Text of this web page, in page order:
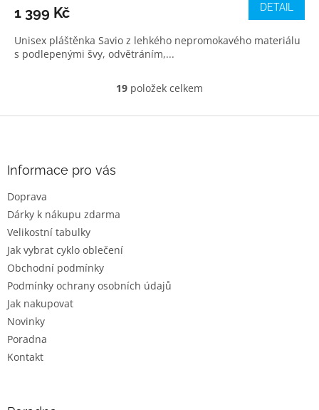
1 399 Kč DETAIL
Unisex pláštěnka Savio z lehkého nepromokavého materiálu
s podlepenými švy, odvětráním,...
O
l
ý
p
19 položek celkem
Informace pro vás
Doprava
Dárky k nákupu zdarma
Velikostní tabulky
Jak vybrat cyklo oblečení
Obchodní podmínky
Podmínky ochrany osobních údajů
Jak nakupovat
Novinky
Poradna
Kontakt